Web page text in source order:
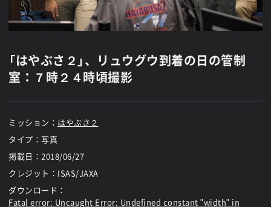
「はやぶさ２」、リュウグウ到着の日の管制
室：７時２４時頃撮影
ミッション： はやぶさ２
タイプ：写真
掲載日： 2018/06/27
クレジット：ISAS/JAXA
ダウンロード：
Fatal error: Uncaught Error: Undefined constant "width" in